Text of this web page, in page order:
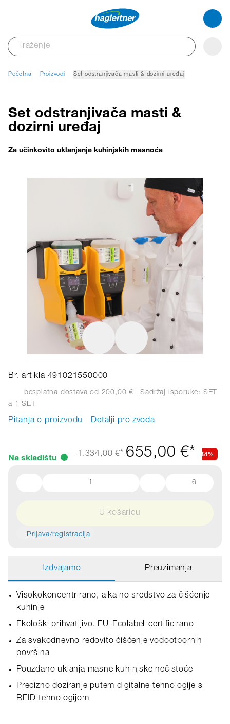
Početna Proizvodi Set odstranjivača masti & dozirni uređaj
Set odstranjivača masti &
dozirni uređaj
Za učinkovito uklanjanje kuhinjskih masnoća
Br. artikla 491021550000
besplatna dostava od 200,00 € | Sadržaj isporuke: SET
à 1 SET
Pitanja o proizvodu Detalji proizvoda
Na skladištu 1.334,00 €* 655,00 €* 51%
6
U košaricu
Prijava/registracija
Izdvajamo Preuzimanja
Visokokoncentrirano, alkalno sredstvo za čišćenje
kuhinje
Ekološki prihvatljivo, EU‑Ecolabel‑certificirano
Za svakodnevno redovito čišćenje vodootpornih
površina
Pouzdano uklanja masne kuhinjske nečistoće
Precizno doziranje putem digitalne tehnologije s
RFID tehnologijom